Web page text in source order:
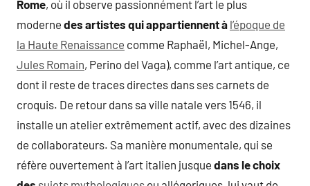
Rome, où il observe passionnément l’art le plus
moderne des artistes qui appartiennent à l’époque de
la Haute Renaissance comme Raphaël, Michel-Ange,
Jules Romain, Perino del Vaga), comme l’art antique, ce
dont il reste de traces directes dans ses carnets de
croquis. De retour dans sa ville natale vers 1546, il
installe un atelier extrêmement actif, avec des dizaines
de collaborateurs. Sa manière monumentale, qui se
réfère ouvertement à l’art italien jusque dans le choix